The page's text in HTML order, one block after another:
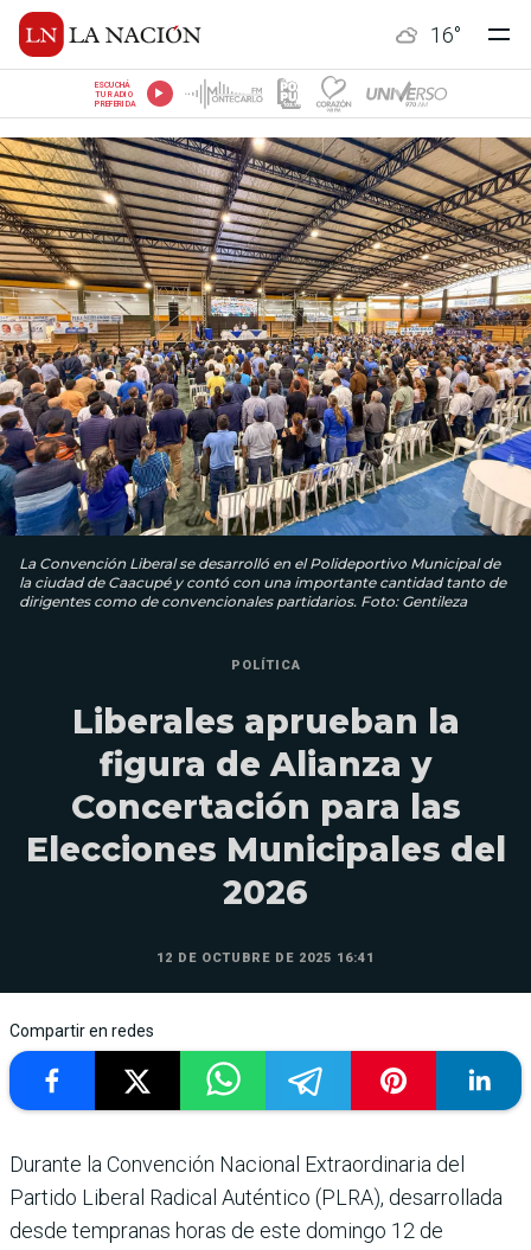
16°
ESCUCHÁ
TU RADIO
PREFERIDA
La Convención Liberal se desarrolló en el Polideportivo Municipal de
la ciudad de Caacupé y contó con una importante cantidad tanto de
dirigentes como de convencionales partidarios. Foto: Gentileza
POLÍTICA
Liberales aprueban la
figura de Alianza y
Concertación para las
Elecciones Municipales del
2026
12 DE OCTUBRE DE 2025 16:41
Compartir en redes
Durante la Convención Nacional Extraordinaria del
Partido Liberal Radical Auténtico (PLRA), desarrollada
desde tempranas horas de este domingo 12 de